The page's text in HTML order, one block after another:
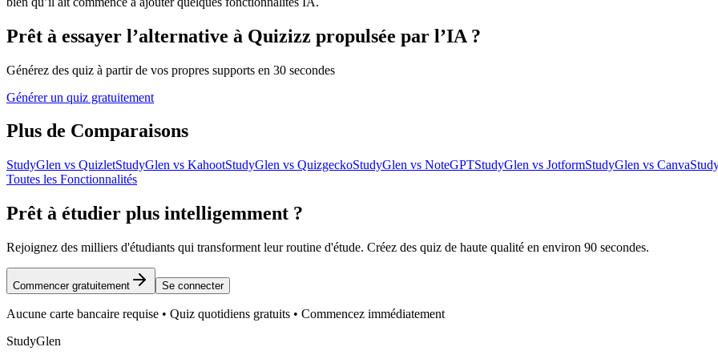
Prêt à essayer l’alternative à Quizizz propulsée par l’IA ?
Générez des quiz à partir de vos propres supports en 30 secondes
Générer un quiz gratuitement
Plus de Comparaisons
StudyGlen vs QuizletStudyGlen vs KahootStudyGlen vs QuizgeckoStudyGlen vs NoteGPTStudyGlen vs JotformStudyGlen vs Canva
Toutes les Fonctionnalités
Prêt à étudier plus intelligemment ?
Rejoignez des milliers d'étudiants qui transforment leur routine d'étude. Créez des quiz de haute qualité en environ 90 secondes.
Commencer gratuitement Se connecter
Aucune carte bancaire requise • Quiz quotidiens gratuits • Commencez immédiatement
StudyGlen